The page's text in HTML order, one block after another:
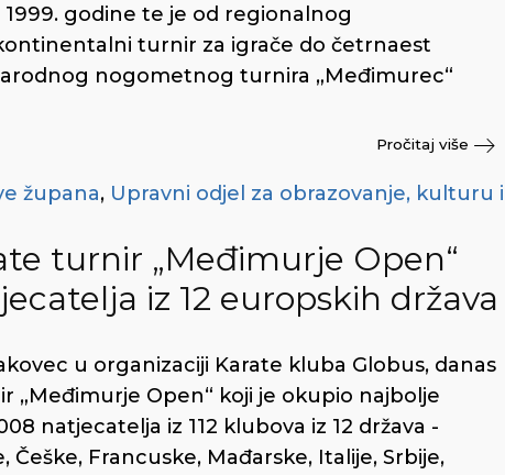
godine te je od regionalnog
turnir za igrače do četrnaest
nogometnog turnira „Međimurec“
Pročitaj više
župana, Upravni odjel za obrazovanje, kulturu i
turnir „Međimurje Open“
iz 12 europskih država
u organizaciji Karate kluba Globus, danas
Open“ koji je okupio najbolje
natjecatelja iz 112 klubova iz 12 država -
Francuske, Mađarske, Italije, Srbije,